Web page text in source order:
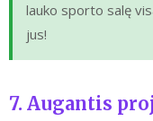
lauko sporto salę
jus!
7. Augantis